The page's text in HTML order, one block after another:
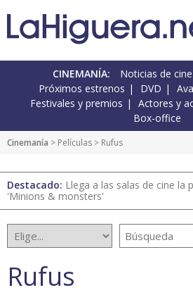
CINEMANÍA: Noticias de cine
Próximos estrenos
DVD
Festivales y premios
Actores y
Box-office
Cinemanía > Películas > Rufus
Destacado: Llega a las salas de cine la
'Minions & monsters'
Rufus